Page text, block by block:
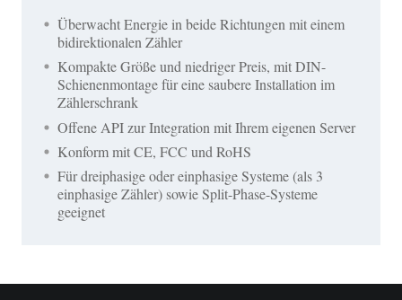
Überwacht Energie in beide Richtungen mit einem
bidirektionalen Zähler
Kompakte Größe und niedriger Preis, mit DIN-
Schienenmontage für eine saubere Installation im
Zählerschrank
Offene API zur Integration mit Ihrem eigenen Server
Konform mit CE, FCC und RoHS
Für dreiphasige oder einphasige Systeme (als 3
einphasige Zähler) sowie Split-Phase-Systeme
geeignet